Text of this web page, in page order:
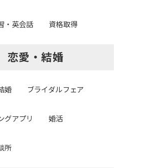
・英会話 資格取得
恋愛・結婚
婚 ブライダルフェア
グアプリ 婚活
所